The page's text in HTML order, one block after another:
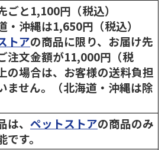
ごと1,100円（税込）
沖縄は1,650円（税込）
トアの商品に限り、お届け先
注文金額が11,000円（税
の場合は、お客様の送料負担
ません。（北海道・沖縄は除
は、 ペットストアの商品のみ
す。